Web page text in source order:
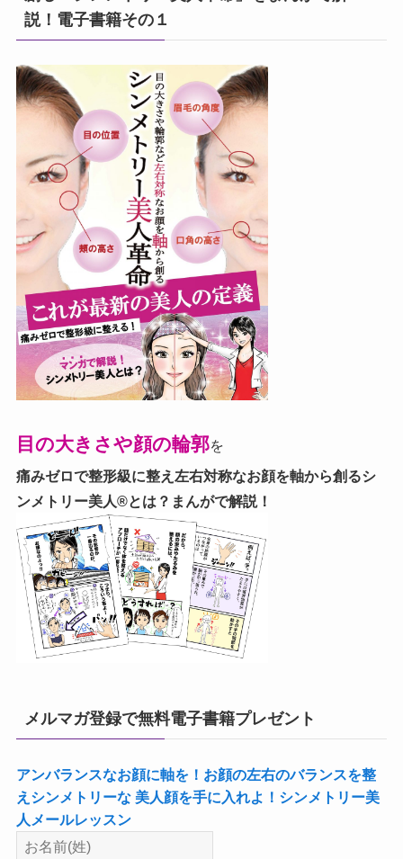
説！電子書籍その１
目の大きさや顔の輪郭を
痛みゼロで整形級に整え左右対称なお顔を軸から創るシ
ンメトリー美人®とは？まんがで解説！
メルマガ登録で無料電子書籍プレゼント
アンバランスなお顔に軸を！お顔の左右のバランスを整
えシンメトリーな 美人顔を手に入れよ！シンメトリー美
人メールレッスン